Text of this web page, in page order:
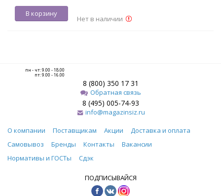
В корзину
Нет в наличии
пн - чт: 9.00 - 18.00
пт: 9.00 - 16.00
8 (800) 350 17 31
Обратная связь
8 (495) 005-74-93
info@magazinsiz.ru
О компании Поставщикам Акции
Доставка и оплата
Самовывоз
Бренды Контакты
Вакансии
Нормативы и ГОСТы
Сдэк
ПОДПИСЫВАЙСЯ